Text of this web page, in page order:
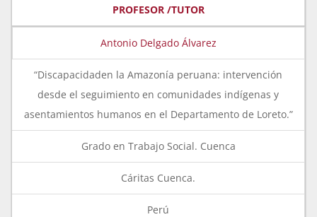
PROFESOR /TUTOR
Antonio Delgado Álvarez
“Discapacidaden la Amazonía peruana: intervención
desde el seguimiento en comunidades indígenas y
asentamientos humanos en el Departamento de Loreto.”
Grado en Trabajo Social. Cuenca
Cáritas Cuenca.
Perú